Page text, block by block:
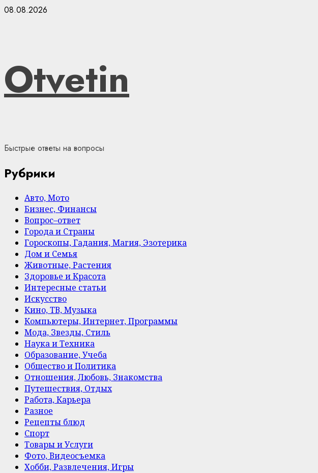
Skip
08.08.2026
Otvetin
Быстрые ответы на вопросы
Рубрики
Авто, Мото
Бизнес, Финансы
Вопрос–ответ
Города и Страны
Гороскопы, Гадания, Магия, Эзотерика
Дом и Семья
Животные, Растения
Здоровье и Красота
Интересные статьи
Искусство
Кино, ТВ, Музыка
Компьютеры, Интернет, Программы
Мода, Звезды, Стиль
Наука и Техника
Образование, Учеба
Общество и Политика
Отношения, Любовь, Знакомства
Путешествия, Отдых
Работа, Карьера
Разное
Рецепты блюд
Спорт
Товары и Услуги
Фото, Видеосъемка
Хобби, Развлечения, Игры